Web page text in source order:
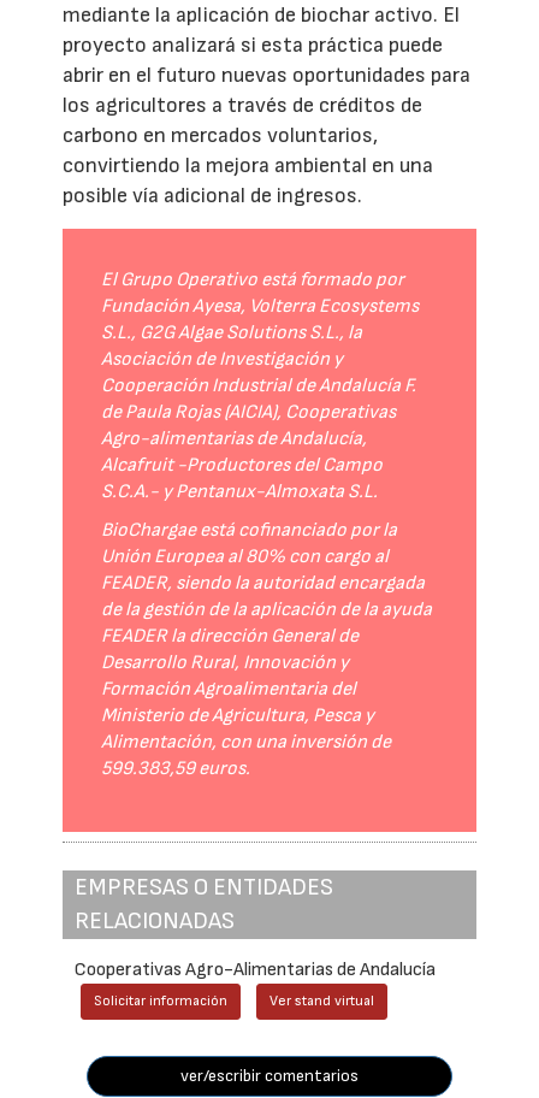
mediante la aplicación de biochar activo. El
proyecto analizará si esta práctica puede
abrir en el futuro nuevas oportunidades para
los agricultores a través de créditos de
carbono en mercados voluntarios,
convirtiendo la mejora ambiental en una
posible vía adicional de ingresos.
El Grupo Operativo está formado por
Fundación Ayesa, Volterra Ecosystems
S.L., G2G Algae Solutions S.L., la
Asociación de Investigación y
Cooperación Industrial de Andalucía F.
de Paula Rojas (AICIA), Cooperativas
Agro-alimentarias de Andalucía,
Alcafruit -Productores del Campo
S.C.A.- y Pentanux-Almoxata S.L.
BioChargae está cofinanciado por la
Unión Europea al 80% con cargo al
FEADER, siendo la autoridad encargada
de la gestión de la aplicación de la ayuda
FEADER la dirección General de
Desarrollo Rural, Innovación y
Formación Agroalimentaria del
Ministerio de Agricultura, Pesca y
Alimentación, con una inversión de
599.383,59 euros.
EMPRESAS O ENTIDADES
RELACIONADAS
Cooperativas Agro-Alimentarias de Andalucía
Solicitar información Ver stand virtual
ver/escribir comentarios